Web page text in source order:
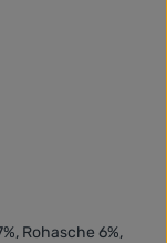
Rohasche 6%,